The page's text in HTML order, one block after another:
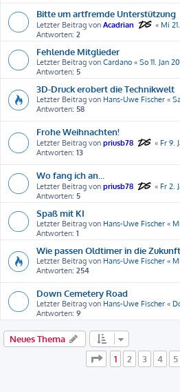
Bitte um artfremde Unterstützung
Letzter Beitrag von Acadrian « Mi
Antworten: 2
Fehlende Mitglieder
Letzter Beitrag von Cardano « So 11. Jan
Antworten: 5
3D-Druck erobert die Technikwelt
Letzter Beitrag von Hans-Uwe Fischer «
Antworten: 58
Frohe Weihnachten!
Letzter Beitrag von priusb78 « Fr 9.
Antworten: 13
Wo fang ich an...
Letzter Beitrag von priusb78 « Fr 2.
Antworten: 5
Spaß mit KI
Letzter Beitrag von Hans-Uwe Fischer «
Antworten: 1
Wie passen Oldtimer in die
Letzter Beitrag von Hans-Uwe Fischer «
Antworten: 254
Down Cemetery Road
Letzter Beitrag von Hans-Uwe Fischer «
Antworten: 9
Neues Thema
Seite
1von
1 2 3 4 5